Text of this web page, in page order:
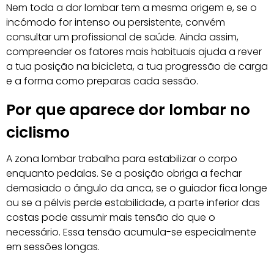
Nem toda a dor lombar tem a mesma origem e, se o
incómodo for intenso ou persistente, convém
consultar um profissional de saúde. Ainda assim,
compreender os fatores mais habituais ajuda a rever
a tua posição na bicicleta, a tua progressão de carga
e a forma como preparas cada sessão.
Por que aparece dor lombar no
ciclismo
A zona lombar trabalha para estabilizar o corpo
enquanto pedalas. Se a posição obriga a fechar
demasiado o ângulo da anca, se o guiador fica longe
ou se a pélvis perde estabilidade, a parte inferior das
costas pode assumir mais tensão do que o
necessário. Essa tensão acumula-se especialmente
em sessões longas.